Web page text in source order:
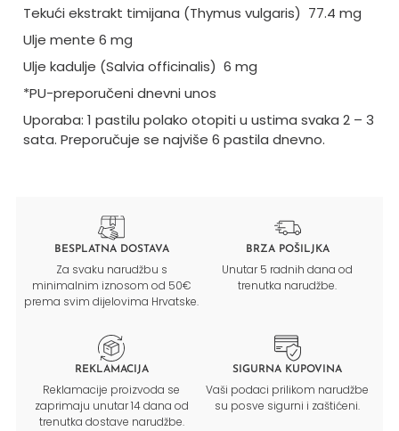
Tekući ekstrakt timijana (Thymus vulgaris) 77.4 mg
Ulje mente 6 mg
Ulje kadulje (Salvia officinalis) 6 mg
*PU-preporučeni dnevni unos
Uporaba: 1 pastilu polako otopiti u ustima svaka 2 – 3
sata. Preporučuje se najviše 6 pastila dnevno.
BESPLATNA DOSTAVA
Za svaku narudžbu s
minimalnim iznosom od 50€
prema svim dijelovima Hrvatske.
BRZA POŠILJKA
Unutar 5 radnih dana od
trenutka narudžbe.
REKLAMACIJA
Reklamacije proizvoda se
zaprimaju unutar 14 dana od
trenutka dostave narudžbe.
SIGURNA KUPOVINA
Vaši podaci prilikom narudžbe
su posve sigurni i zaštićeni.